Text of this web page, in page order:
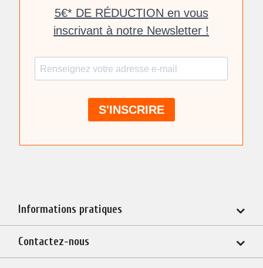
Informations pratiques
Contactez-nous